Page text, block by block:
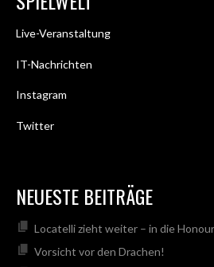
Live-Veranstaltung
IT-Nachrichten
Instagram
Twitter
NEUESTE BEITRÄGE
Locatelli zieht weiter – in die
Vorsicht vor den Drachen!